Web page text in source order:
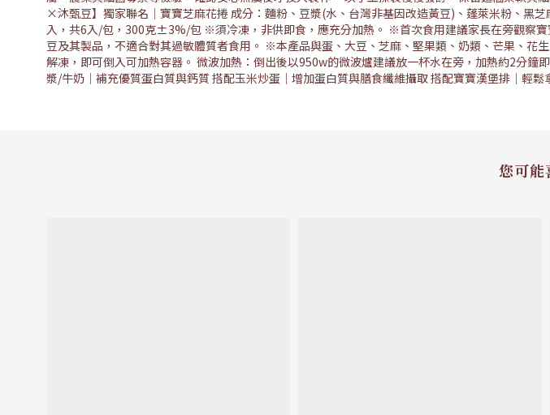
×沐甄豆】獨家聯名│寶寶芝麻花捲 成分：麵粉、豆漿(水、台灣非基因改造黃豆)、蓬萊米粉、黑
入，共6入/包，300克±3%/包 ※須冷凍，非供即食，應充分加熱。 ※首次食用建議家長在旁觀察
豆及其製品，不適合對其過敏體質者食用。 ※本產品與蛋、大豆、芝麻、堅果類、奶類、芒果、
解凍，即可倒入可加熱容器。 微波加熱：倒出後以950w的微波爐建議放一杯水在旁，加熱約2分
漿/牛奶｜補充優質蛋白質與鈣質 搭配玉米炒蛋｜增加蛋白質與膳食纖維攝取 搭配寶寶漢堡排｜輕
您可